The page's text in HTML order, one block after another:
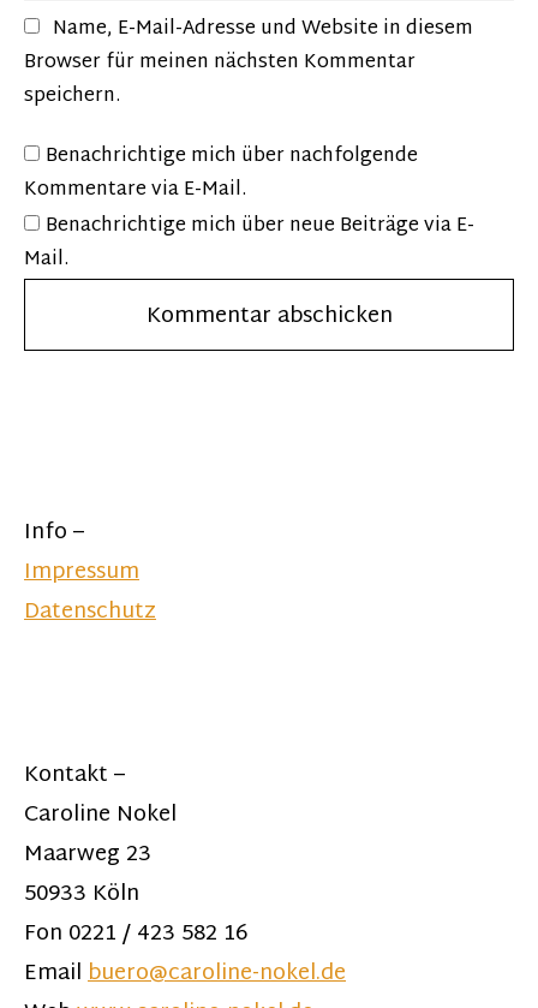
Name, E-Mail-Adresse und Website in diesem
Browser für meinen nächsten Kommentar
speichern.
Benachrichtige mich über nachfolgende
Kommentare via E-Mail.
Benachrichtige mich über neue Beiträge via E-
Mail.
Info –
Impressum
Datenschutz
Kontakt –
Caroline Nokel
Maarweg 23
50933 Köln
Fon 0221 / 423 582 16
Emailbuero@caroline-nokel.de